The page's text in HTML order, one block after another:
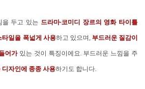
을 두고 있는 드라마∙코미디 장르의 영화 타이틀
타일을 폭넓게 사용하고 있으며, 부드러운 질감이
어가있는 것이 특징이에요. 부드러운 느낌을 주
자인에 종종 사용하기도 합니다.